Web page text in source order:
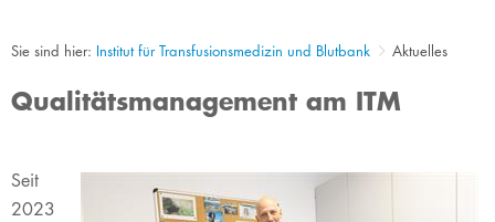
Sie sind hier: Institut für Transfusionsmedizin und Blutbank Aktuelles
Qualitätsmanagement am ITM
Seit
2023